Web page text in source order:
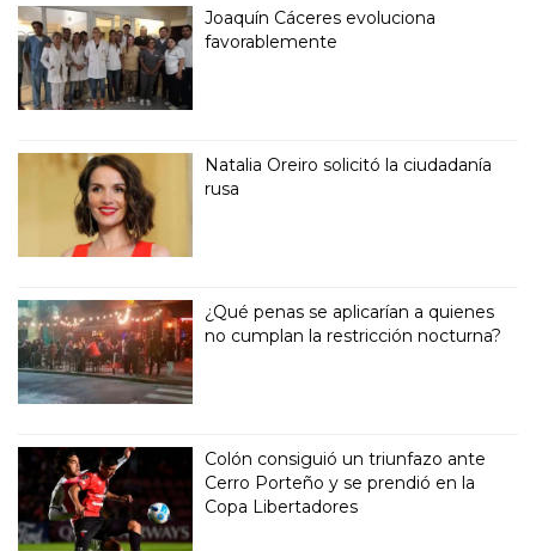
Joaquín Cáceres evoluciona
favorablemente
Natalia Oreiro solicitó la ciudadanía
rusa
¿Qué penas se aplicarían a quienes
no cumplan la restricción nocturna?
Colón consiguió un triunfazo ante
Cerro Porteño y se prendió en la
Copa Libertadores